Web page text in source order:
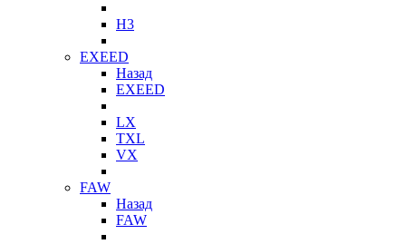
H3
EXEED
Назад
EXEED
LX
TXL
VX
FAW
Назад
FAW